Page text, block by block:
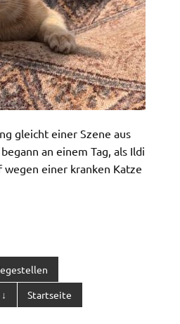
gleicht einer Szene aus
an einem Tag, als Ildi
einer kranken Katze
Startseite